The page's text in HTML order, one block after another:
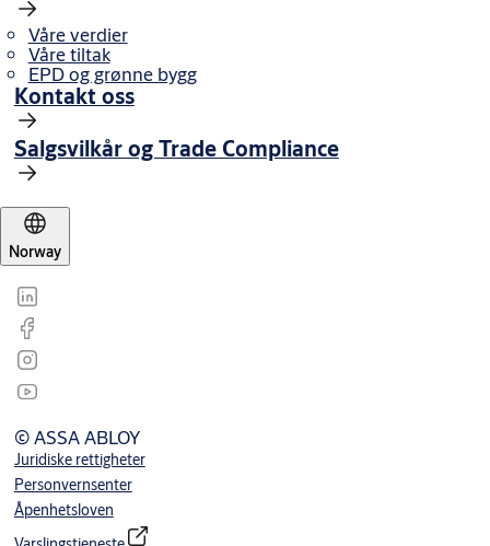
Våre verdier
Våre tiltak
EPD og grønne bygg
Kontakt oss
Salgsvilkår og Trade Compliance
Norway
© ASSA ABLOY
Juridiske rettigheter
Personvernsenter
Åpenhetsloven